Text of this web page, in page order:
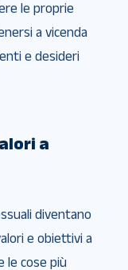
le proprie
a vicenda
e desideri
a
diventano
e obiettivi a
le cose più